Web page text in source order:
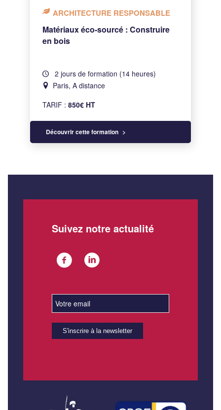
ARCHITECTURE RESPONSABLE
Matériaux éco-sourcé : Construire
en bois
2 jours de formation (14 heures)
Paris, A distance
TARIF :850€ HT
Découvrir cette formation
Suivez notre actualité